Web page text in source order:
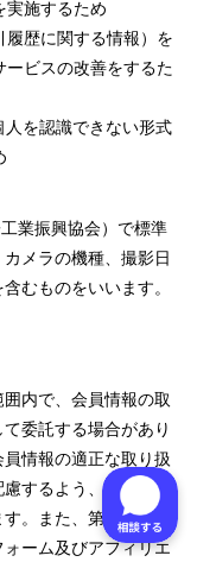
実施するため
歴に関する情報）を
ビスの改善をするた
を認識できない形式
業振興協会）で標準
メラの機種、撮影⽇
むものをいいます。
内で、会員情報の取
委託する場合があり
情報の適正な取り扱
するよう、必要な契
。また、第三者が運
ーム及びアフィリエ